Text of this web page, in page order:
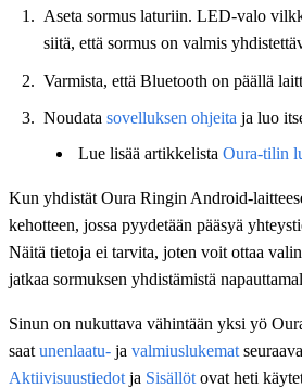
Aseta sormus laturiin. LED-valo
siitä, että sormus on valmis
Varmista, että Bluetooth on päällä
Noudata sovelluksen ohjeita ja luo
Lue lisää artikkelista Oura-tilin
Kun yhdistät Oura Ringin Android-
kehotteen, jossa pyydetään pääsyä
Näitä tietoja ei tarvita, joten voit ottaa
jatkaa sormuksen yhdistämistä
Sinun on nukuttava vähintään yksi yö
saat unenlaatu- ja valmiuslukemat
Aktiivisuustiedot ja Sisällöt ovat heti